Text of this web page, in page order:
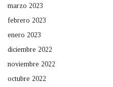
marzo 2023
febrero 2023
enero 2023
diciembre 2022
noviembre 2022
octubre 2022